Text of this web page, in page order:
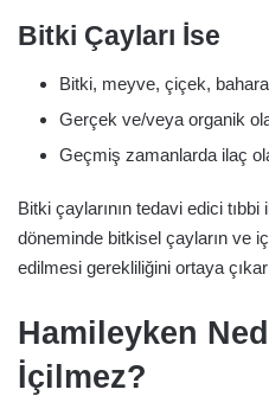
Bitki Çayları İse
Bitki, meyve, çiçek,
Gerçek ve/veya organik
Geçmiş zamanlarda ilaç
Bitki çaylarının tedavi edici
döneminde bitkisel çayların ve
edilmesi gerekliliğini ortaya
Hamileyken
İçilmez?